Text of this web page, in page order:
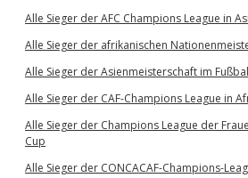
Alle Sieger der AFC Champions League in
Alle Sieger der afrikanischen
Alle Sieger der Asienmeisterschaft im
Alle Sieger der CAF-Champions League in
Alle Sieger der Champions League der
Cup
Alle Sieger der CONCACAF-Champions-